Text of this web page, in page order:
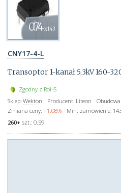
0.74x143
CNY17-4-L
Transoptor 1-kanał 5,3kV 160-
Zgodny z RoHS
Sklep: Wekton Producent: Liteon Obudowa:
Zmiana ceny: +1.08% Min. zamówienie:
260+ szt.: 0.59